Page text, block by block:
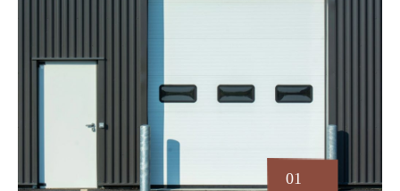
tamaño de la puerta, el diseño del marco, la lógica del
sensor, la capacidad del motor, la protección de seguridad y
el ritmo de tráfico. La gama de puertas correderas
automáticas de vidrio de GUDESEN incluye opciones de
puertas correderas de vidrio de aleación de aluminio y
puertas correderas automáticas de vidrio templado con
01